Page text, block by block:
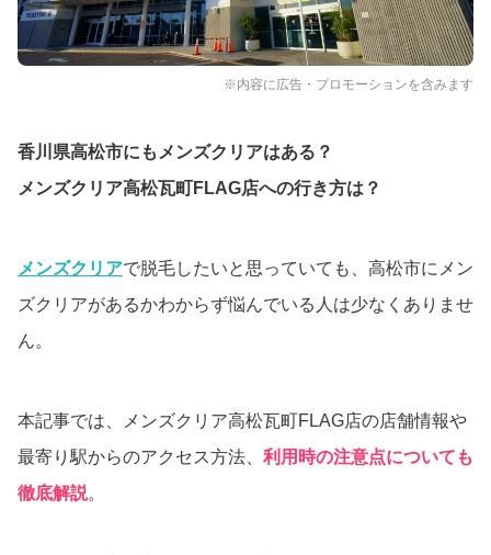
※内容に広告・プロモーションを含みます
香川県高松市にもメンズクリアはある？
メンズクリア高松瓦町FLAG店への行き方は？
メンズクリアで脱毛したいと思っていても、高松市にメン
ズクリアがあるかわからず悩んでいる人は少なくありませ
ん。
本記事では、メンズクリア高松瓦町FLAG店の店舗情報や
最寄り駅からのアクセス方法、 利用時の注意点についても
徹底解説。